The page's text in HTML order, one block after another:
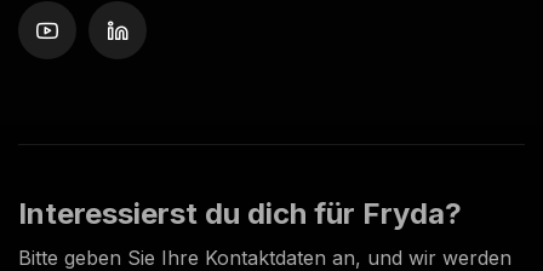
Interessierst du dich für Fryda?
Bitte geben Sie Ihre Kontaktdaten an, und wir werden